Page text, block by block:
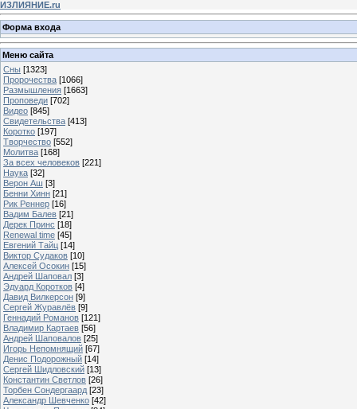
ИЗЛИЯНИЕ.ru
Форма входа
Меню сайта
Сны [1323]
Пророчества [1066]
Размышления [1663]
Проповеди [702]
Видео [845]
Свидетельства [413]
Коротко [197]
Творчество [552]
Молитва [168]
За всех человеков [221]
Наука [32]
Верон Аш [3]
Бенни Хинн [21]
Рик Реннер [16]
Вадим Балев [21]
Дерек Принс [18]
Renewal time [45]
Евгений Тайц [14]
Виктор Судаков [10]
Алексей Осокин [15]
Андрей Шаповал [3]
Эдуард Коротков [4]
Давид Вилкерсон [9]
Сергей Журавлёв [9]
Геннадий Романов [121]
Владимир Картаев [56]
Андрей Шаповалов [25]
Игорь Непомнящий [67]
Денис Подорожный [14]
Сергей Шидловский [13]
Константин Светлов [26]
Торбен Сондергаард [23]
Александр Шевченко [42]